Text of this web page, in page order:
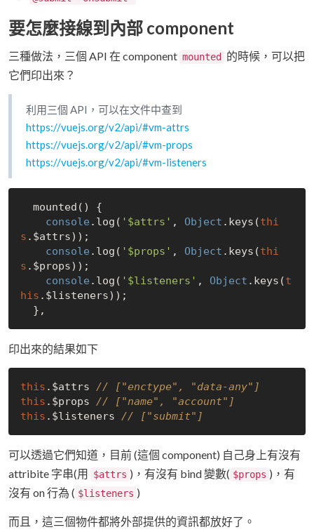
要怎麼接線到內部 component
三種做法，三個 API 在 component mounted
的時候，可以把
它們印出來？
利用三個 API，可以在文件中查到
https://vuejs.org/v2/api/#vm-attrs
https://vuejs.org/v2/api/#vm-props
https://vuejs.org/v2/api/#vm-listeners
console .log( '$attrs' , Object .keys(thi
s .$attrs));
console .log( '$props' , Object .keys(thi
s .$props));
console .log( '$listeners' , Object .keys(t
his .$listeners));
印出來的結果如下
this .$attrs // ["enctype", "data-any"]
this .$props // ["name", "account"]
this .$listeners // ["submit"]
可以透過它們知道，目前 (這個 component) 自己身上有沒有
attribite 字串(用
$attrs )，有沒有 bind 變數( $props )，有
沒有 on 行為 ( $listeners )
而且，這三個物件都將外部提供的資訊都放好了。